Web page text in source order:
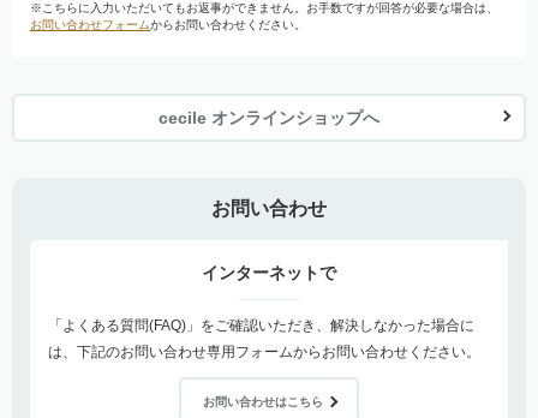
※こちらに入力いただいてもお返事ができません。お手数ですが回答が必要な場合は、
お問い合わせフォームからお問い合わせください。
cecile オンラインショップへ
お問い合わせ
インターネットで
「よくある質問(FAQ)」をご確認いただき、解決しなかった場合に
は、下記のお問い合わせ専用フォームからお問い合わせください。
お問い合わせはこちら